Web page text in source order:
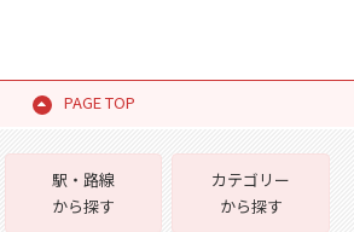
PAGE TOP
駅・路線
から探す
カテゴリー
から探す